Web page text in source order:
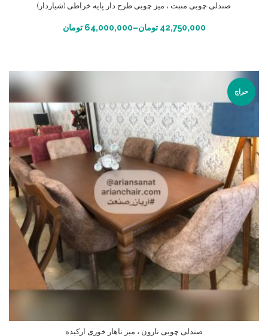
صندلی چوبی منبت ، میز چوبی طرح دار پایه خراطی (شیاردار)
42,750,000 تومان–
64,000,000 تومان انتخاب گزینه ها
حراج
صندلی چوبی نارون ، میز ناهار خوری ارکیده